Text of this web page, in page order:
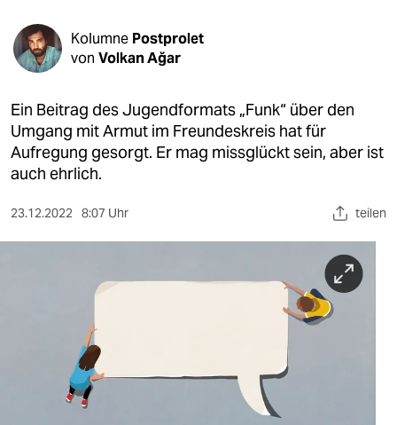
öko
gesellschaft
kultur
sport
berlin
nord
veranstaltungen
Kolumne Postprolet
von Volkan Ağar
Ein Beitrag des Jugendformats „Funk“ über den
Umgang mit Armut im Freundeskreis hat für
Aufregung gesorgt. Er mag missglückt sein, aber ist
auch ehrlich.
23.12.2022 8:07 Uhr teilen